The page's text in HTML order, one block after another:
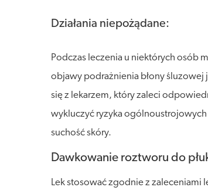
Działania niepożądane:
Podczas leczenia u niektórych osób
objawy podrażnienia błony śluzowej
się z lekarzem, który zaleci
wykluczyć ryzyka ogólnoustrojowych
suchość skóry.
Dawkowanie roztworu do
Lek stosować zgodnie z zaleceniami